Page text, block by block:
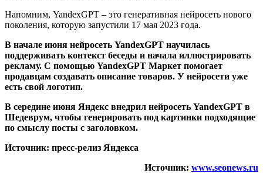
Напомним, YandexGPT – это генеративная нейросеть нового
поколения, которую запустили 17 мая 2023 года.
В начале июня нейросеть YandexGPT научилась
поддерживать контекст беседы и начала иллюстрировать
рекламу. С помощью YandexGPT Маркет помогает
продавцам создавать описание товаров. У нейросети уже
есть свой логотип.
В середине июня Яндекс внедрил нейросеть YandexGPT в
Шедеврум, чтобы генерировать под картинки подходящие
по смыслу посты с заголовком.
Источник: пресс-релиз Яндекса
Источник: www.seonews.ru